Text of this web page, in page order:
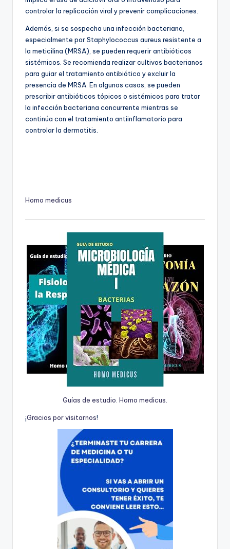
controlar la replicación viral y prevenir complicaciones.
Además, si se sospecha una infección bacteriana,
especialmente por Staphylococcus aureus resistente a
la meticilina (MRSA), se pueden requerir antibióticos
sistémicos. Se recomienda realizar cultivos bacterianos
para guiar el tratamiento antibiótico y excluir la
presencia de MRSA. En algunos casos, se pueden
prescribir antibióticos tópicos o sistémicos para tratar
la infección bacteriana concurrente mientras se
continúa con el tratamiento antiinflamatorio para
controlar la dermatitis.
Homo medicus
Guías de estudio. Homo medicus.
¡Gracias porvisitarnos!